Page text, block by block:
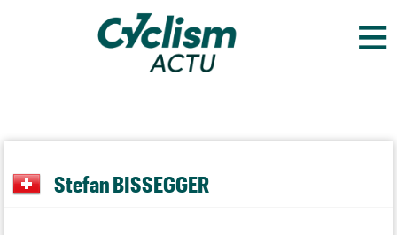
≡
Stefan BISSEGGER